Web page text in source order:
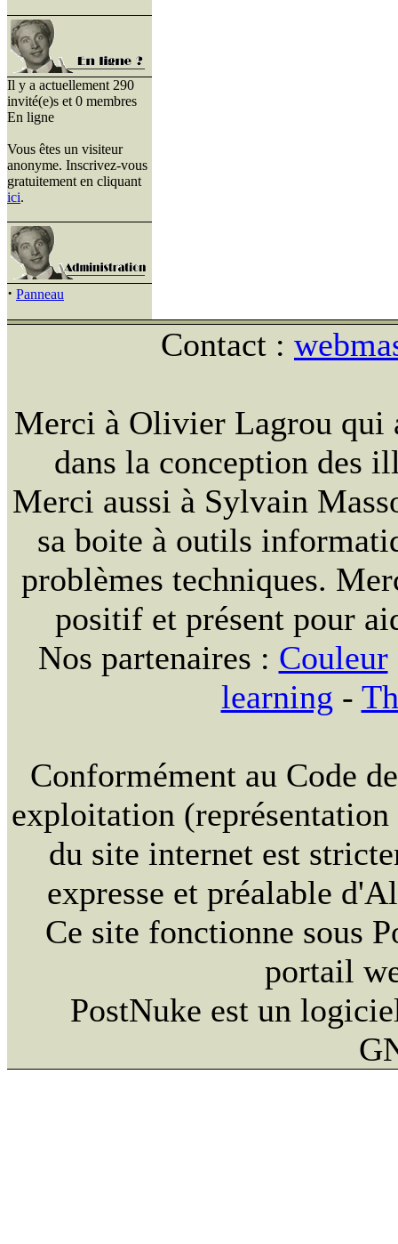
Il y a actuellement 290
invité(e)s et 0 membres
En ligne
Vous êtes un visiteur
anonyme. Inscrivez-vous
gratuitement en cliquant
ici.
· Panneau
Contact :
Merci à Olivier Lagrou qui
dans la conception des
Merci aussi à Sylvain
sa boite à outils
problèmes techniques.
positif et présent pour
Nos partenaires : Couleur
learning -
Conformément au Code
exploitation
du site internet est
expresse et préalable
Ce site fonctionne sous
portail
PostNuke est un